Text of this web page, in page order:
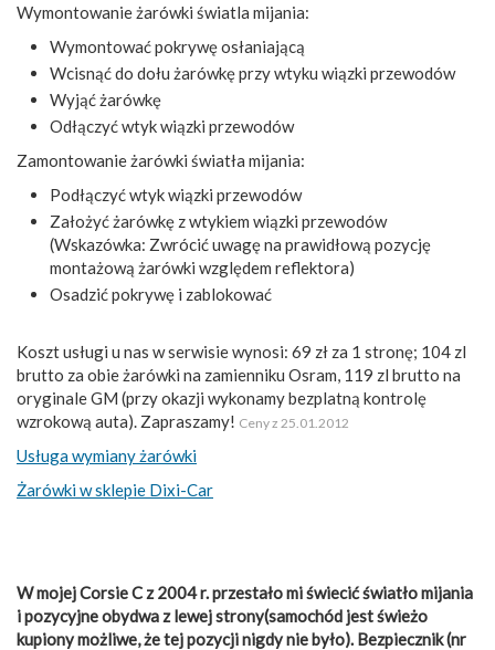
Wymontowanie żarówki światla mijania:
Wymontować pokrywę osłaniającą
Wcisnąć do dołu żarówkę przy wtyku wiązki przewodów
Wyjąć żarówkę
Odłączyć wtyk wiązki przewodów
Zamontowanie żarówki światła mijania:
Podłączyć wtyk wiązki przewodów
Założyć żarówkę z wtykiem wiązki przewodów
(Wskazówka: Zwrócić uwagę na prawidłową pozycję
montażową żarówki względem reflektora)
Osadzić pokrywę i zablokować
Koszt usługi u nas w serwisie wynosi: 69 zł za 1 stronę; 104 zl
brutto za obie żarówki na zamienniku Osram, 119 zl brutto na
oryginale GM (przy okazji wykonamy bezplatną kontrolę
wzrokową auta). Zapraszamy! Ceny z 25.01.2012
Usługa wymiany żarówki
Żarówki w sklepie Dixi-Car
W mojej Corsie C z 2004 r. przestało mi świecić światło mijania
i pozycyjne obydwa z lewej strony(samochód jest świeżo
kupiony możliwe, że tej pozycji nigdy nie było). Bezpiecznik (nr